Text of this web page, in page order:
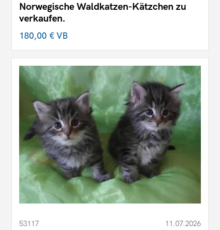
Norwegische Waldkatzen-Kätzchen zu
verkaufen.
180,00 €VB
53117 11.07.2026